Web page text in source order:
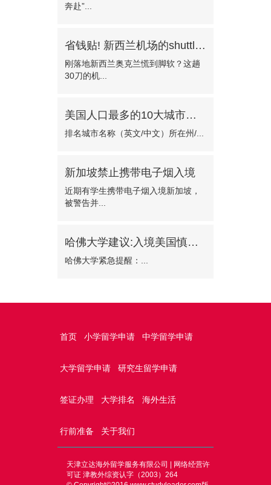
奔赴”...
省钱贴! 新西兰机场的shuttle bus!—门对门只需30纽币
刚落地新西兰奥克兰慌到脚软？这趟
30刀的机...
美国人口最多的10大城市有哪些?
排名城市名称（英文/中文）所在州/...
新加坡禁止携带电子烟入境
近期有学生携带电子烟入境新加坡，
被警告并...
哈佛大学建议:入境美国慎选波士顿机场
哈佛大学紧急提醒：...
首页 小学留学申请 中学留学申请
大学留学申请 研究生留学申请
签证办理 大学排名 海外生活
行前准备 关于我们
天津立达海外留学服务有限公司 | 网络经营许
可证 津教外综资认字（2003）264